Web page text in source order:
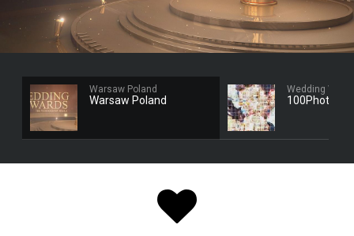
Warsaw Poland
Warsaw Poland
Wedding Video
100Photo